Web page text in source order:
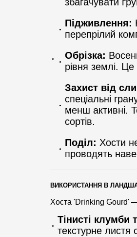
Підживлення:
перепрілий
Обрізка:
рівня землі.
Захист від
спеціальні
менш активні.
сортів.
Поділ: Хости
проводять
ВИКОРИСТАННЯ В
Хоста 'Drinking Gourd'
Тінисті клумби
текстурне листя